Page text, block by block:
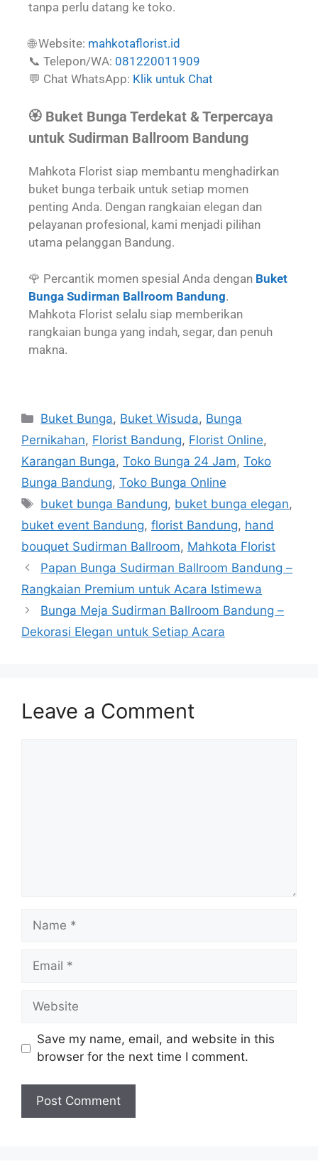
tanpa perlu datang ke toko.
🌐 Website: mahkotaflorist.id
📞 Telepon/WA: 081220011909
💬 Chat WhatsApp: Klik untuk Chat
🏵️ Buket Bunga Terdekat & Terpercaya
untuk Sudirman Ballroom Bandung
Mahkota Florist siap membantu menghadirkan
buket bunga terbaik untuk setiap momen
penting Anda. Dengan rangkaian elegan dan
pelayanan profesional, kami menjadi pilihan
utama pelanggan Bandung.
🌹 Percantik momen spesial Anda dengan Buket
Bunga Sudirman Ballroom Bandung.
Mahkota Florist selalu siap memberikan
rangkaian bunga yang indah, segar, dan penuh
makna.
Buket Bunga, Buket Wisuda, Bunga
Pernikahan, Florist Bandung, Florist Online,
Karangan Bunga, Toko Bunga 24 Jam, Toko
Bunga Bandung, Toko Bunga Online
buket bunga Bandung, buket bunga elegan,
buket event Bandung, florist Bandung, hand
bouquet Sudirman Ballroom, Mahkota Florist
Papan Bunga Sudirman Ballroom Bandung –
Rangkaian Premium untuk Acara Istimewa
Bunga Meja Sudirman Ballroom Bandung –
Dekorasi Elegan untuk Setiap Acara
Leave a Comment
Save my name, email, and website in this
browser for the next time I comment.